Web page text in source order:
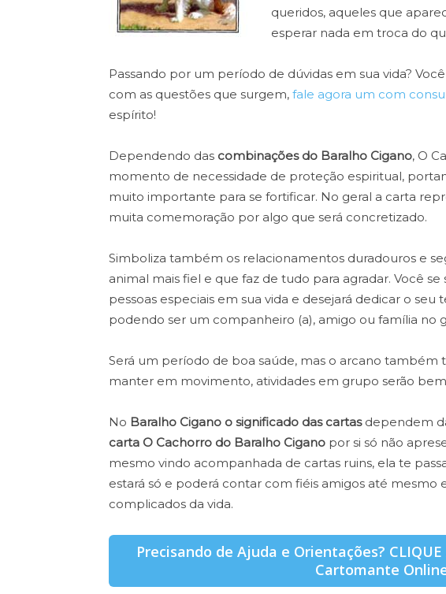
queridos, aqueles que
esperar nada em troca do
Passando por um período de dúvidas em sua vida?
com as questões que surgem, fale agora um com
espírito!
Dependendo das combinações do Baralho Cigano, O
momento de necessidade de proteção espiritual,
muito importante para se fortificar. No geral a carta
muita comemoração por algo que será concretizado.
Simboliza também os relacionamentos duradouros e
animal mais fiel e que faz de tudo para agradar. Você
pessoas especiais em sua vida e desejará dedicar o
podendo ser um companheiro (a), amigo ou família no
Será um período de boa saúde, mas o arcano também
manter em movimento, atividades em grupo serão
No Baralho Cigano o significado das cartasdependem
carta O Cachorro do Baralho Cigano por si só não
mesmo vindo acompanhada de cartas ruins, ela te
estará só e poderá contar com fiéis amigos até mesmo
complicados da vida.
Precisando de Ajuda e Orientações?
Cartomante